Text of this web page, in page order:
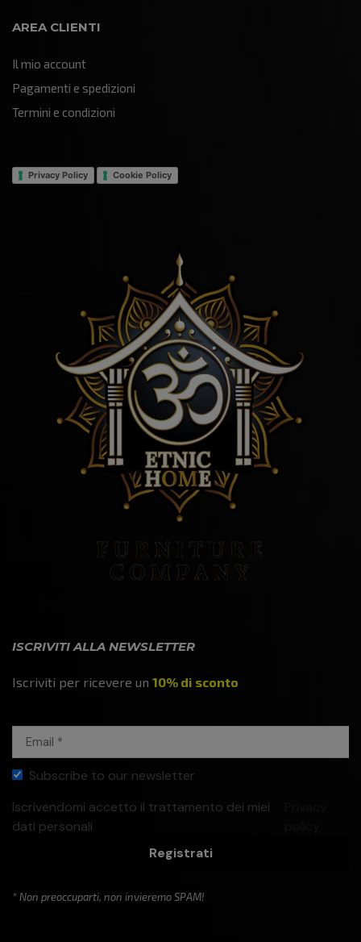
AREA CLIENTI
Il mio account
Pagamenti e spedizioni
Termini e condizioni
Privacy Policy Cookie Policy
ISCRIVITI ALLA NEWSLETTER
Iscriviti per ricevere un 10% di sconto
Subscribe to our newsletter
Iscrivendomi accetto il trattamento dei miei
dati personali
Registrati
* Non preoccuparti, non invieremo SPAM!